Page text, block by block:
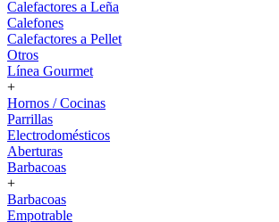
Calefactores a Leña
Calefones
Calefactores a Pellet
Otros
Línea Gourmet
+
Hornos / Cocinas
Parrillas
Electrodomésticos
Aberturas
Barbacoas
+
Barbacoas
Empotrable